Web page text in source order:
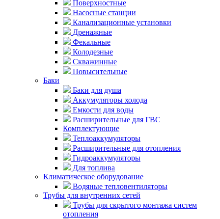
Поверхностные
Насосные станции
Канализационные установки
Дренажные
Фекальные
Колодезные
Скважинные
Повысительные
Баки
Баки для душа
Аккумуляторы холода
Емкости для воды
Расширительные для ГВС
Комплектующие
Теплоаккумуляторы
Расширительные для отопления
Гидроаккумуляторы
Для топлива
Климатическое оборудование
Водяные тепловентиляторы
Трубы для внутренних сетей
Трубы для скрытого монтажа систем
отопления